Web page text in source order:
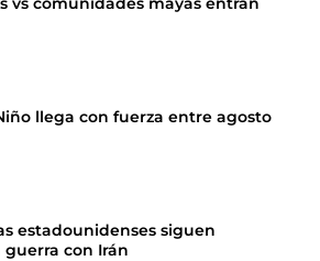
llega con fuerza entre agosto
estadounidenses siguen
con Irán